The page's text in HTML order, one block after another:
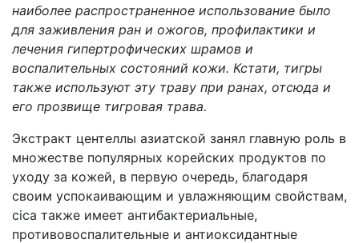
наиболее распространенное использование было
для заживления ран и ожогов, профилактики и
лечения гипертрофических шрамов и
воспалительных состояний кожи. Кстати, тигры
также используют эту траву при ранах, отсюда и
его прозвище тигровая трава.
Экстракт центеллы азиатской занял главную роль в
множестве популярных корейских продуктов по
уходу за кожей, в первую очередь, благодаря
своим успокаивающим и увлажняющим свойствам,
cica также имеет антибактериальные,
противовоспалительные и антиоксидантные